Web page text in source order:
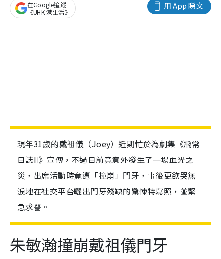
用 App 睇文
在Google追蹤
《UHK 港生活》
現年31歲的戴祖儀（Joey）近期忙於為劇集《飛常
日誌II》宣傳，不過日前竟意外發生了一場血光之
災，出席活動時竟遭「撞崩」門牙，事後更欲哭無
淚地在社交平台曬出門牙殘缺的驚悚特寫照，並緊
急求醫。
朱敏瀚撞崩戴祖儀門牙